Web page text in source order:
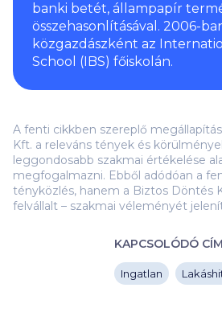
banki betét, állampapír
összehasonlításával. 2006-
közgazdászként az
School (IBS) főiskolán.
A fenti cikkben szereplő
Kft. a releváns tények és
leggondosabb szakmai értékelése
megfogalmazni. Ebből adódóan a
tényközlés, hanem a Biztos Döntés
felvállalt – szakmai véleményét
KAPCSOLÓDÓ
Ingatlan